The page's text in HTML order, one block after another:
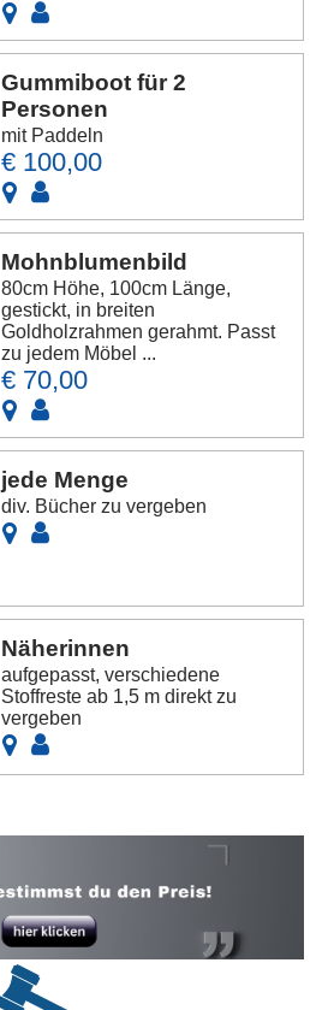
Gummiboot für 2
Personen
mit Paddeln
€ 100,00
Mohnblumenbild
80cm Höhe, 100cm Länge,
gestickt, in breiten
Goldholzrahmen gerahmt. Passt
zu jedem Möbel ...
€ 70,00
jede Menge
div. Bücher zu vergeben
Näherinnen
aufgepasst, verschiedene
Stoffreste ab 1,5 m direkt zu
vergeben